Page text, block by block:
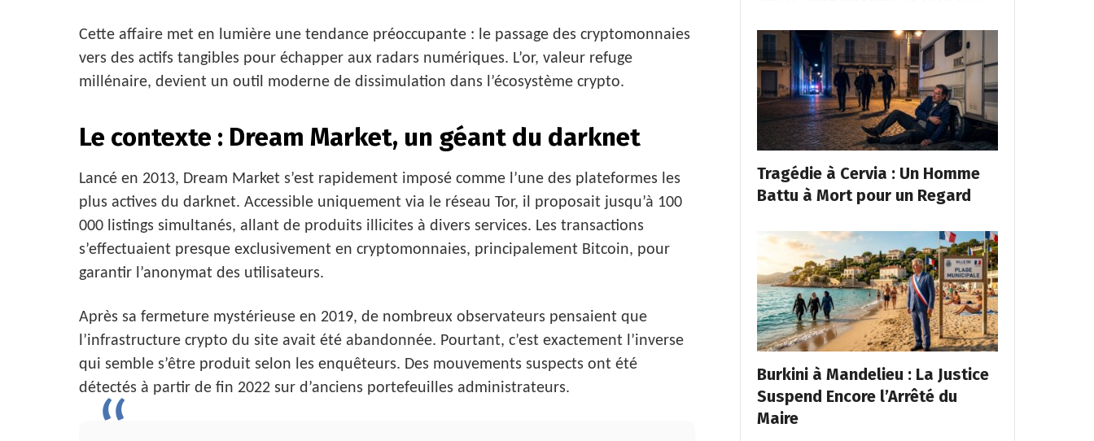
Cette affaire met en lumière une tendance préoccupante : le passage des cryptomonnaies
vers des actifs tangibles pour échapper aux radars numériques. L’or, valeur refuge
millénaire, devient un outil moderne de dissimulation dans l’écosystème crypto.
Le contexte : Dream Market, un géant du darknet
Lancé en 2013, Dream Market s’est rapidement imposé comme l’une des plateformes les
plus actives du darknet. Accessible uniquement via le réseau Tor, il proposait jusqu’à 100
000 listings simultanés, allant de produits illicites à divers services. Les transactions
s’effectuaient presque exclusivement en cryptomonnaies, principalement Bitcoin, pour
garantir l’anonymat des utilisateurs.
Après sa fermeture mystérieuse en 2019, de nombreux observateurs pensaient que
l’infrastructure crypto du site avait été abandonnée. Pourtant, c’est exactement l’inverse
qui semble s’être produit selon les enquêteurs. Des mouvements suspects ont été
détectés à partir de fin 2022 sur d’anciens portefeuilles administrateurs.
Tragédie à Cervia : Un Homme
Battu à Mort pour un Regard
Burkini à Mandelieu : La Justice
Suspend Encore l’Arrêté du
Maire